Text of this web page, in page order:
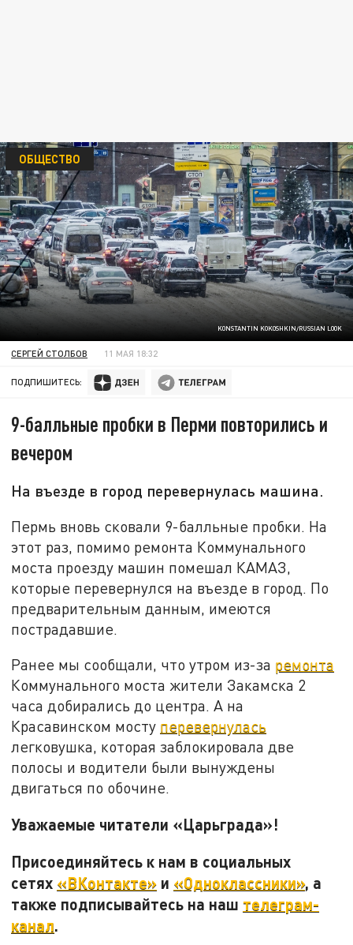
KONSTANTIN KOKOSHKIN/RUSSIAN LOOK
ОБЩЕСТВО
СЕРГЕЙ СТОЛБОВ 11 МАЯ 18:32
ПОДПИШИТЕСЬ:
9-балльные пробки в Перми повторились и
вечером
На въезде в город перевернулась машина.
Пермь вновь сковали 9-балльные пробки. На
этот раз, помимо ремонта Коммунального
моста проезду машин помешал КАМАЗ,
которые перевернулся на въезде в город. По
предварительным данным, имеются
пострадавшие.
Ранее мы сообщали, что утром из-за ремонта
Коммунального моста жители Закамска 2
часа добирались до центра. А на
Красавинском мосту перевернулась
легковушка, которая заблокировала две
полосы и водители были вынуждены
двигаться по обочине.
Уважаемые читатели «Царьграда»!
Присоединяйтесь к нам в социальных
сетях «ВКонтакте» и «Одноклассники», а
также подписывайтесь на наш телеграм-
канал.